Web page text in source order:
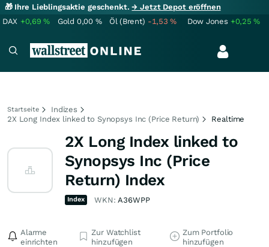
🎁 Ihre Lieblingsaktie geschenkt.→ Jetzt Depot eröffnen
DAX +0,69% Gold 0,00 % Öl (Brent) -1,53% Dow Jones +0,25%
Startseite
Indizes
2X Long Index linked to Synopsys Inc (Price Return)
Realtime
2X Long Index linked to
Synopsys Inc (Price
Return) Index
Index WKN:A36WPP
Alarme
einrichten
Zur Watchlist
hinzufügen
Zum Portfolio
hinzufügen